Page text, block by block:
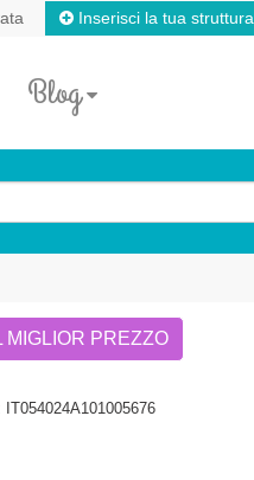
Inserisci la tua struttura
Blog
MIGLIOR PREZZO
IT054024A101005676